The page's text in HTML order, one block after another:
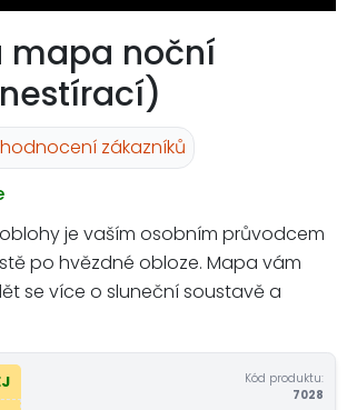
mapa noční
hodnocení zákazníků
je vaším osobním průvodcem
po hvězdné obloze. Mapa vám
se více o sluneční soustavě a
Kód produktu:
7028